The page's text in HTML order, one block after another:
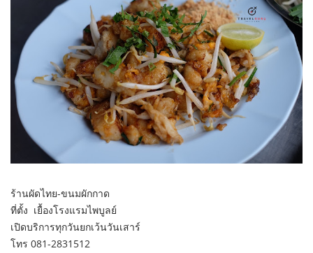
ร้านผัดไทย-ขนมผักกาด
ที่ตั้ง เยื้องโรงแรมไพบูลย์
เปิดบริการทุกวันยกเว้นวันเสาร์
โทร 081-2831512